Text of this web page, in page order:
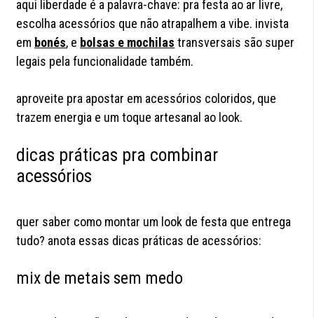
aqui liberdade é a palavra-chave: pra festa ao ar livre,
escolha acessórios que não atrapalhem a vibe. invista
em bonés, e bolsas e mochilas transversais são super
legais pela funcionalidade também.
aproveite pra apostar em acessórios coloridos, que
trazem energia e um toque artesanal ao look.
dicas práticas pra combinar
acessórios
quer saber como montar um look de festa que entrega
tudo? anota essas dicas práticas de acessórios:
mix de metais sem medo